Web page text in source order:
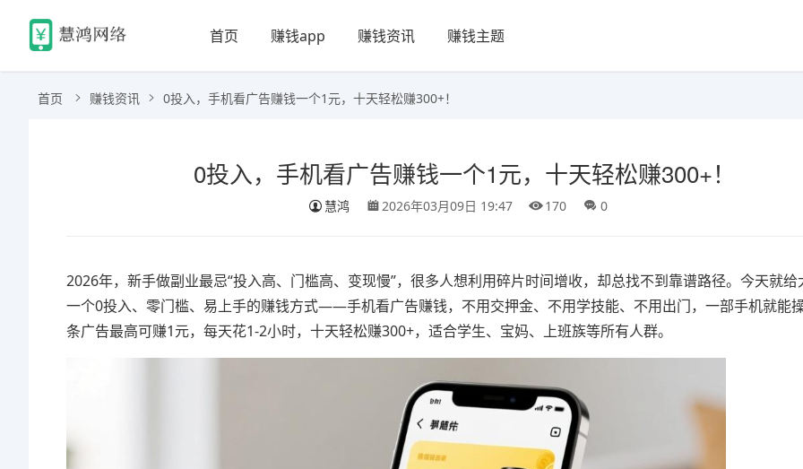
首页 赚钱app 赚钱资讯 赚钱主题
首页 赚钱资讯 0投入，手机看广告赚钱一个1元，十天轻松赚300+！
0投入，手机看广告赚钱一个1元，十天轻松赚300+！
慧鸿 2026年03月09日 19:47 170 0
2026年，新手做副业最忌“投入高、门槛高、变现慢”，很多人想利用碎片时间增收，却总找不到靠谱路径。今天就给
一个0投入、零门槛、易上手的赚钱方式——手机看广告赚钱，不用交押金、不用学技能、不用出门，一部手机就能
条广告最高可赚1元，每天花1-2小时，十天轻松赚300+，适合学生、宝妈、上班族等所有人群。